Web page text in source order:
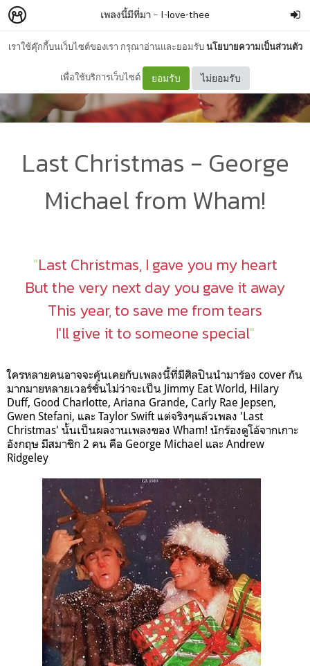
เราใช้คุ๊กกี้บนเว็บไซต์ของเรา กรุณาอ่านและยอมรับนโยบายความเป็นส่วนตัว
เพื่อใช้บริการเว็บไซต์ ยอมรับ ไม่ยอมรับ
เพลงนี้มีที่มา – I-love-thee
Last Christmas - George
Michael from Wham!
"Last Christmas, I gave you my heart
But the very next day you gave it away
This year, to save me from tears
I'll give it to someone special"
ใครหลายคนอาจจะคุ้นเคยกับเพลงนี้ที่มีศิลปินนำมาร้อง cover กัน
มากมายหลายเวอร์ชั่นไม่ว่าจะเป็น Jimmy Eat World, Hilary
Duff, Good Charlotte, Ariana Grande, Carly Rae Jepsen,
Gwen Stefani, และ Taylor Swift แต่จริงๆแล้วเพลง 'Last
Christmas' นั้นเป็นผลงานเพลงของ Wham! นักร้องดูโอ้จากเกาะ
อังกฤษ มีสมาชิก 2 คน คือ George Michael และ Andrew
Ridgeley